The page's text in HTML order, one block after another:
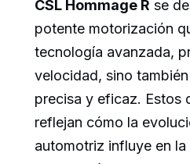
CSL Hommage R se
potente motorización
tecnología avanzada,
velocidad, sino
precisa y eficaz. Estos
reflejan cómo la
automotriz influye en